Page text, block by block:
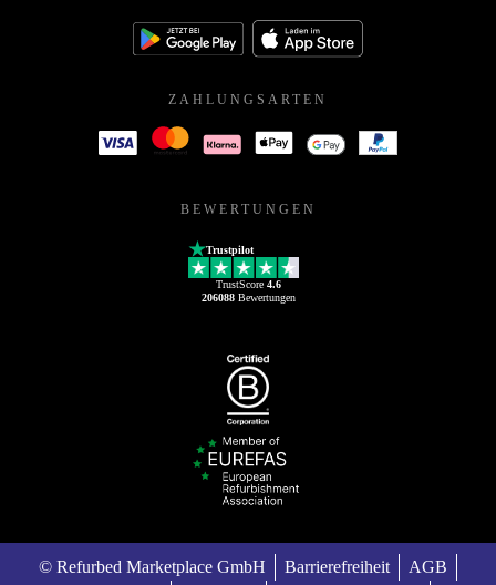
ZAHLUNGSARTEN
BEWERTUNGEN
Trustpilot
TrustScore 4.6
206088Bewertungen
© Refurbed Marketplace GmbH Barrierefreiheit
AGB